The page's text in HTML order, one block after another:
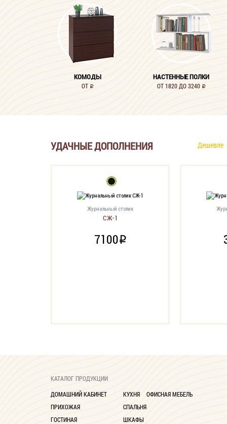
КОМОДЫ
ОТ i
НАСТЕННЫЕ ПОЛКИ
ОТ 1820 ДО 3240 i
УДАЧНЫЕ ДОПОЛНЕНИЯ Дешевле
Журнальный столик
СЖ-1
7100i
КАТАЛОГ ПРОДУКЦИИ
ДОМАШНИЙ КАБИНЕТ
ПРИХОЖАЯ
ГОСТИНАЯ
КУХНЯ
СПАЛЬНЯ
ШКАФЫ
ОФИСНАЯ МЕБЕЛЬ